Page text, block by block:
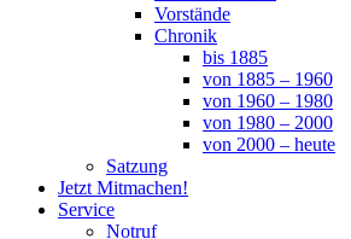
Vorstände
Chronik
bis 1885
von 1885 – 1960
von 1960 – 1980
von 1980 – 2000
von 2000 – heute
Satzung
Jetzt Mitmachen!
Service
Notruf